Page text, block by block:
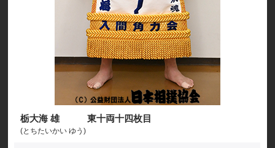
栃大海 雄 東十両十四枚目
(とちたいかい ゆう)